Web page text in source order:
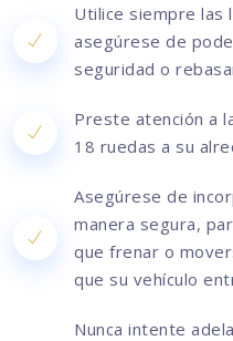
Utilice siempre las
asegúrese de
seguridad o
Preste atención a
18 ruedas a su
Asegúrese de
manera segura,
que frenar o
que su vehículo
Nunca intente